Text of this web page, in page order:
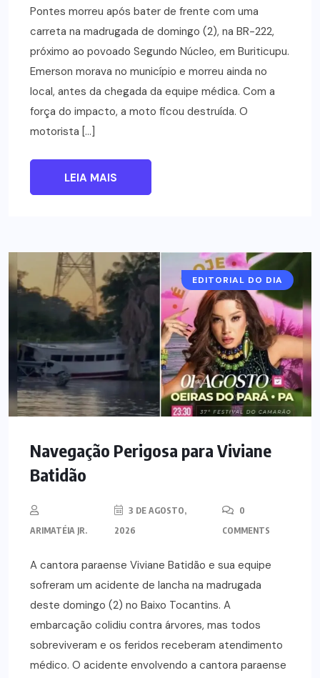
Pontes morreu após bater de frente com uma
carreta na madrugada de domingo (2), na BR-222,
próximo ao povoado Segundo Núcleo, em Buriticupu.
Emerson morava no município e morreu ainda no
local, antes da chegada da equipe médica. Com a
força do impacto, a moto ficou destruída. O
motorista […]
LEIA MAIS
EDITORIAL DO DIA
Navegação Perigosa para Viviane
Batidão
ARIMATÉIA JR.
3 DE AGOSTO,
2026
0
COMMENTS
A cantora paraense Viviane Batidão e sua equipe
sofreram um acidente de lancha na madrugada
deste domingo (2) no Baixo Tocantins. A
embarcação colidiu contra árvores, mas todos
sobreviveram e os feridos receberam atendimento
médico. O acidente envolvendo a cantora paraense